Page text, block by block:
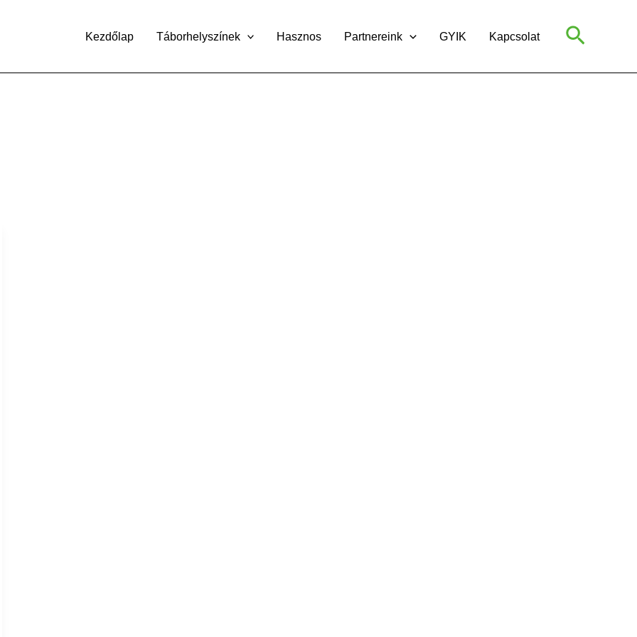
Kezdőlap Táborhelyszínek Hasznos Partnereink GYIK Kapcsolat Search